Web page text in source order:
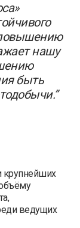
нашу
быть
крупнейших
ведущих